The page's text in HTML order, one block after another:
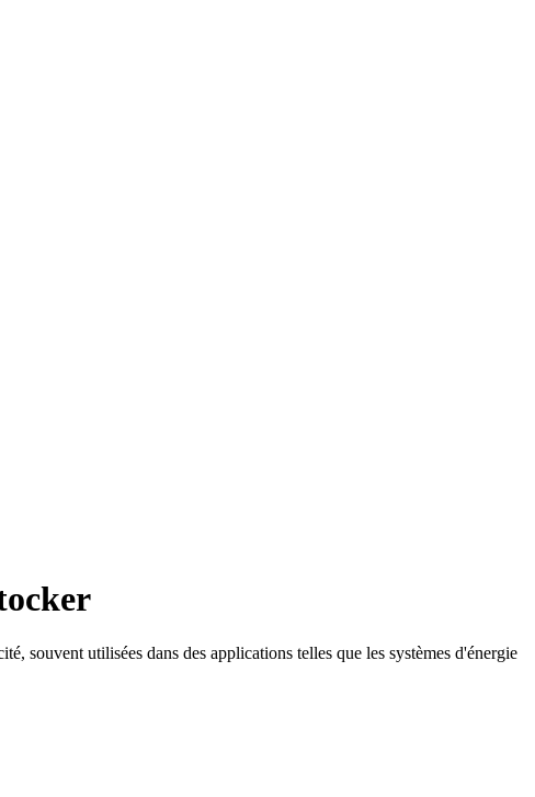
souvent utilisées dans des applications telles que les systèmes d'énergie